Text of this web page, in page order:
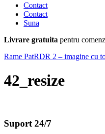
Contact
Contact
Suna
Livrare gratuita pentru
Rame PatRDR 2 – imagine cu
42_resize
Suport 24/7